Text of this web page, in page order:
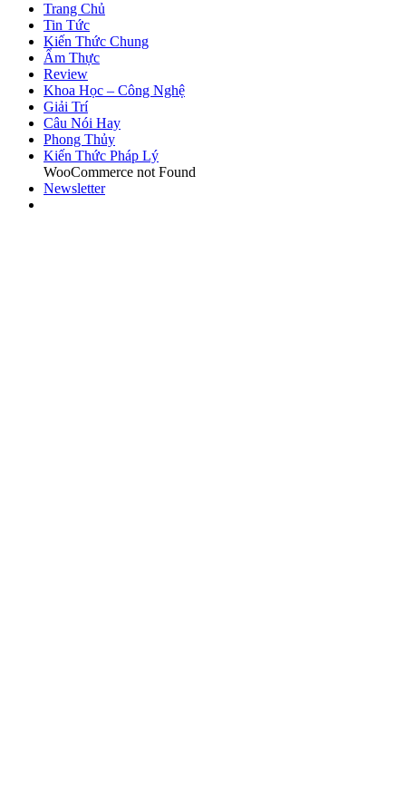
Trang Chủ
Tin Tức
Kiến Thức Chung
Ẩm Thực
Review
Khoa Học – Công Nghệ
Giải Trí
Câu Nói Hay
Phong Thủy
Kiến Thức Pháp Lý
WooCommerce not Found
Newsletter